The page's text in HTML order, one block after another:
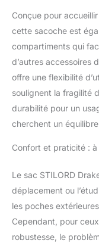
Conçue pour
cette sacoche est
compartiments qui
d’autres accessoires
offre une flexibilité
soulignent la fragilité
durabilité pour un
cherchent un
Confort et praticité : à
Le sac STILORD
déplacement ou
les poches
Cependant, pour
robustesse, le